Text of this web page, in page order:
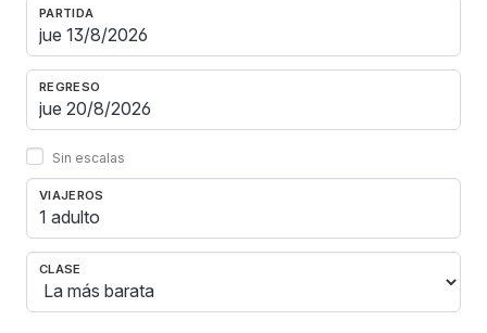
PARTIDA
REGRESO
Sin escalas
VIAJEROS
1 adulto
CLASE